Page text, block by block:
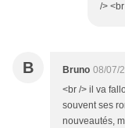
/>
B Bruno 08/07/
<br /> il va
souvent ses
nouveautés,